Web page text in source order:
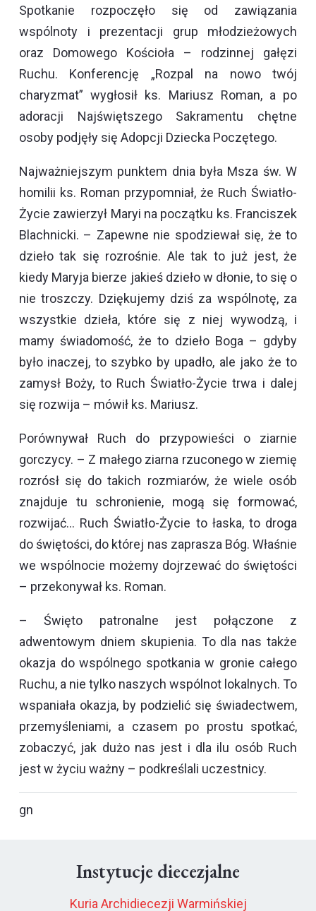
Spotkanie rozpoczęło się od zawiązania
wspólnoty i prezentacji grup młodzieżowych
oraz Domowego Kościoła – rodzinnej gałęzi
Ruchu. Konferencję „Rozpal na nowo twój
charyzmat” wygłosił ks. Mariusz Roman, a po
adoracji Najświętszego Sakramentu chętne
osoby podjęły się Adopcji Dziecka Poczętego.
Najważniejszym punktem dnia była Msza św. W
homilii ks. Roman przypomniał, że Ruch Światło-
Życie zawierzył Maryi na początku ks. Franciszek
Blachnicki. – Zapewne nie spodziewał się, że to
dzieło tak się rozrośnie. Ale tak to już jest, że
kiedy Maryja bierze jakieś dzieło w dłonie, to się o
nie troszczy. Dziękujemy dziś za wspólnotę, za
wszystkie dzieła, które się z niej wywodzą, i
mamy świadomość, że to dzieło Boga – gdyby
było inaczej, to szybko by upadło, ale jako że to
zamysł Boży, to Ruch Światło-Życie trwa i dalej
się rozwija – mówił ks. Mariusz.
Porównywał Ruch do przypowieści o ziarnie
gorczycy. – Z małego ziarna rzuconego w ziemię
rozrósł się do takich rozmiarów, że wiele osób
znajduje tu schronienie, mogą się formować,
rozwijać… Ruch Światło-Życie to łaska, to droga
do świętości, do której nas zaprasza Bóg. Właśnie
we wspólnocie możemy dojrzewać do świętości
– przekonywał ks. Roman.
– Święto patronalne jest połączone z
adwentowym dniem skupienia. To dla nas także
okazja do wspólnego spotkania w gronie całego
Ruchu, a nie tylko naszych wspólnot lokalnych. To
wspaniała okazja, by podzielić się świadectwem,
przemyśleniami, a czasem po prostu spotkać,
zobaczyć, jak dużo nas jest i dla ilu osób Ruch
jest w życiu ważny – podkreślali uczestnicy.
gn
Instytucje diecezjalne
Kuria Archidiecezji Warmińskiej